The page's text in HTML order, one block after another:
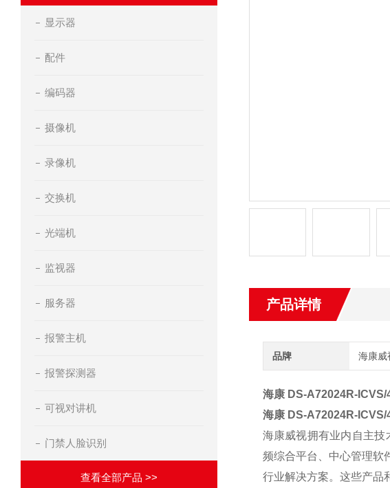
显示器
配件
编码器
摄像机
录像机
交换机
光端机
监视器
服务器
报警主机
报警探测器
可视对讲机
门禁人脸识别
查看全部产品 >>
产品详情
品牌 海康威
海康 DS-A72024R-
海康 DS-A72024R-
海康威视拥有业内自主
频综合平台、中心管理软
行业解决方案。这些产品